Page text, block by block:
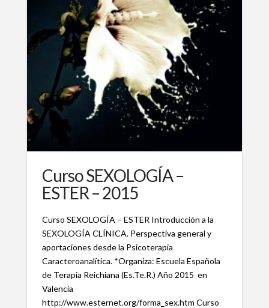
Curso SEXOLOGÍA –
ESTER – 2015
Curso SEXOLOGÍA – ESTER Introducción a la
SEXOLOGÍA CLÍNICA. Perspectiva general y
aportaciones desde la Psicoterapia
Caracteroanalítica. *Organiza: Escuela Española
de Terapia Reichiana (Es.Te.R.) Año 2015 en
Valencia
http://www.esternet.org/forma_sex.htm Curso